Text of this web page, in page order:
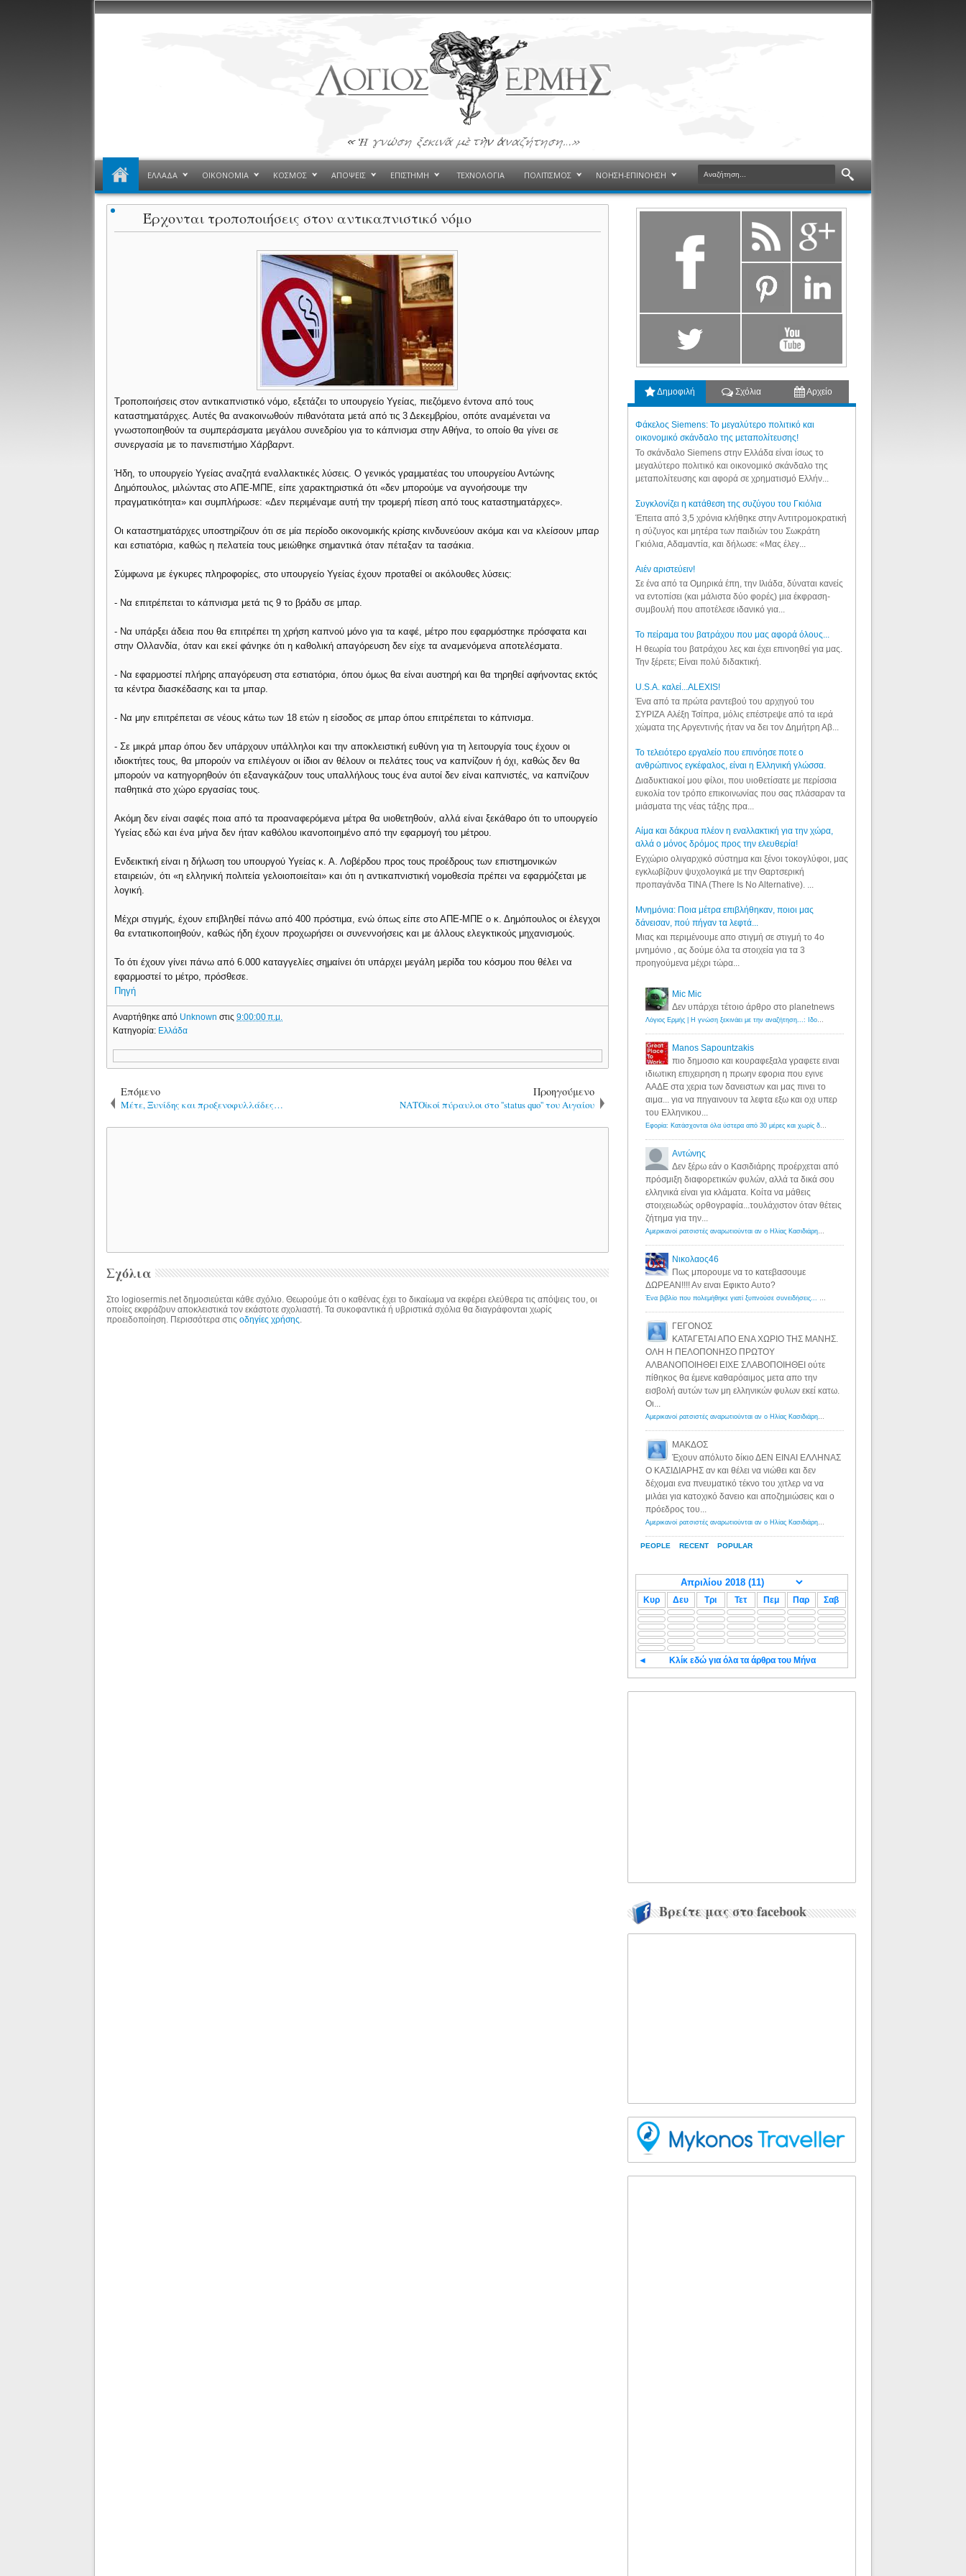
ΕΛΛΑΔΑ ΟΙΚΟΝΟΜΙΑ ΚΟΣΜΟΣ ΑΠΟΨΕΙΣ ΕΠΙΣΤΗΜΗ ΤΕΧΝΟΛΟΓΙΑ ΠΟΛΙΤΙΣΜΟΣ ΝΟΗΣΗ-ΕΠΙΝΟΗΣΗ
Έρχονται τροποποιήσεις στον αντικαπνιστικό νόμο
Τροποποιήσεις στον αντικαπνιστικό νόμο, εξετάζει το υπουργείο Υγείας, πιεζόμενο έντονα από τους
καταστηματάρχες. Αυτές θα ανακοινωθούν πιθανότατα μετά από τις 3 Δεκεμβρίου, οπότε αναμένεται να
γνωστοποιηθούν τα συμπεράσματα μεγάλου συνεδρίου για το κάπνισμα στην Αθήνα, το οποίο θα γίνει σε
συνεργασία με το πανεπιστήμιο Χάρβαρντ.
Ήδη, το υπουργείο Υγείας αναζητά εναλλακτικές λύσεις. Ο γενικός γραμματέας του υπουργείου Αντώνης
Δημόπουλος, μιλώντας στο ΑΠΕ-ΜΠΕ, είπε χαρακτηριστικά ότι «δεν μπορούμε να αγνοήσουμε την
πραγματικότητα» και συμπλήρωσε: «Δεν περιμέναμε αυτή την τρομερή πίεση από τους καταστηματάρχες».
Οι καταστηματάρχες υποστηρίζουν ότι σε μία περίοδο οικονομικής κρίσης κινδυνεύουν ακόμα και να κλείσουν μπαρ
και εστιατόρια, καθώς η πελατεία τους μειώθηκε σημαντικά όταν πέταξαν τα τασάκια.
Σύμφωνα με έγκυρες πληροφορίες, στο υπουργείο Υγείας έχουν προταθεί οι ακόλουθες λύσεις:
- Να επιτρέπεται το κάπνισμα μετά τις 9 το βράδυ σε μπαρ.
- Να υπάρξει άδεια που θα επιτρέπει τη χρήση καπνού μόνο για τα καφέ, μέτρο που εφαρμόστηκε πρόσφατα και
στην Ολλανδία, όταν και εκεί φάνηκε ότι η καθολική απαγόρευση δεν είχε τα αναμενόμενα αποτελέσματα.
- Να εφαρμοστεί πλήρης απαγόρευση στα εστιατόρια, όπου όμως θα είναι αυστηρή και θα τηρηθεί αφήνοντας εκτός
τα κέντρα διασκέδασης και τα μπαρ.
- Να μην επιτρέπεται σε νέους κάτω των 18 ετών η είσοδος σε μπαρ όπου επιτρέπεται το κάπνισμα.
- Σε μικρά μπαρ όπου δεν υπάρχουν υπάλληλοι και την αποκλειστική ευθύνη για τη λειτουργία τους έχουν οι
ιδιοκτήτες τους, θα μπορούν να επιλέγουν οι ίδιοι αν θέλουν οι πελάτες τους να καπνίζουν ή όχι, καθώς δεν θα
μπορούν να κατηγορηθούν ότι εξαναγκάζουν τους υπαλλήλους τους ένα αυτοί δεν είναι καπνιστές, να καπνίζουν
παθητικά στο χώρο εργασίας τους.
Ακόμη δεν είναι σαφές ποια από τα προαναφερόμενα μέτρα θα υιοθετηθούν, αλλά είναι ξεκάθαρο ότι το υπουργείο
Υγείας εδώ και ένα μήνα δεν ήταν καθόλου ικανοποιημένο από την εφαρμογή του μέτρου.
Ενδεικτική είναι η δήλωση του υπουργού Υγείας κ. Α. Λοβέρδου προς τους προέδρους των επιστημονικών
εταιρειών, ότι «η ελληνική πολιτεία γελοιοποιείται» και ότι η αντικαπνιστική νομοθεσία πρέπει να εφαρμόζεται με
λογική.
Μέχρι στιγμής, έχουν επιβληθεί πάνω από 400 πρόστιμα, ενώ όπως είπε στο ΑΠΕ-ΜΠΕ ο κ. Δημόπουλος οι έλεγχοι
θα εντατικοποιηθούν, καθώς ήδη έχουν προχωρήσει οι συνεννοήσεις και με άλλους ελεγκτικούς μηχανισμούς.
Το ότι έχουν γίνει πάνω από 6.000 καταγγελίες σημαίνει ότι υπάρχει μεγάλη μερίδα του κόσμου που θέλει να
εφαρμοστεί το μέτρο, πρόσθεσε.
Πηγή
Αναρτήθηκε από Unknownστις9:00:00 π.μ.
Κατηγορία: Ελλάδα
Επόμενο
Μέτε, Ξυνίδης και προξενοφυλλάδες…
Προηγούμενο
ΝΑΤΟϊκοί πύραυλοι στο ''status quo'' του Αιγαίου
Σχόλια
Στο logiosermis.net δημοσιεύεται κάθε σχόλιο. Θεωρούμε ότι ο καθένας έχει το δικαίωμα να εκφέρει ελεύθερα τις απόψεις του, οι
οποίες εκφράζουν αποκλειστικά τον εκάστοτε σχολιαστή. Τα συκοφαντικά ή υβριστικά σχόλια θα διαγράφονται χωρίς
προειδοποίηση. Περισσότερα στιςοδηγίες χρήσης
Δημοφιλή Σχόλια Αρχείο
Φάκελος Siemens: Το μεγαλύτερο πολιτικό και
οικονομικό σκάνδαλο της μεταπολίτευσης!
Το σκάνδαλο Siemens στην Ελλάδα είναι ίσως το
μεγαλύτερο πολιτικό και οικονομικό σκάνδαλο της
μεταπολίτευσης και αφορά σε χρηματισμό Ελλήν...
Συγκλονίζει η κατάθεση της συζύγου του Γκιόλια
Έπειτα από 3,5 χρόνια κλήθηκε στην Αντιτρομοκρατική
η σύζυγος και μητέρα των παιδιών του Σωκράτη
Γκιόλια, Αδαμαντία, και δήλωσε: «Μας έλεγ...
Aιέν αριστεύειν!
Σε ένα από τα Ομηρικά έπη, την Ιλιάδα, δύναται κανείς
να εντοπίσει (και μάλιστα δύο φορές) μια έκφραση-
συμβουλή που αποτέλεσε ιδανικό για...
Το πείραμα του βατράχου που μας αφορά όλους...
Η θεωρία του βατράχου λες και έχει επινοηθεί για μας.
Την ξέρετε; Είναι πολύ διδακτική.
U.S.A. καλεί...ALEXIS!
Ένα από τα πρώτα ραντεβού του αρχηγού του
ΣΥΡΙΖΑ Αλέξη Τσίπρα, μόλις επέστρεψε από τα ιερά
χώματα της Αργεντινής ήταν να δει τον Δημήτρη Αβ...
Το τελειότερο εργαλείο που επινόησε ποτε ο
ανθρώπινος εγκέφαλος, είναι η Ελληνική γλώσσα.
Διαδυκτιακοί μου φίλοι, που υιοθετίσατε με περίσσια
ευκολία τον τρόπο επικοινωνίας που σας πλάσαραν τα
μιάσματα της νέας τάξης πρα...
Αίμα και δάκρυα πλέον η εναλλακτική για την χώρα,
αλλά ο μόνος δρόμος προς την ελευθερία!
Εγχώριο ολιγαρχικό σύστημα και ξένοι τοκογλύφοι, μας
εγκλωβίζουν ψυχολογικά με την Θαρτσερική
προπαγάνδα TINA (There Is No Alternative). ...
Μνημόνια: Ποια μέτρα επιβλήθηκαν, ποιοι μας
δάνεισαν, πού πήγαν τα λεφτά...
Μιας και περιμένουμε απο στιγμή σε στιγμή το 4ο
μνημόνιο , ας δούμε όλα τα στοιχεία για τα 3
προηγούμενα μέχρι τώρα...
PEOPLE RECENT POPULAR
Mic Mic
Δεν υπάρχει τέτοιο άρθρο στο planetnews
Λόγιος Ερμής | Η γνώση ξεκινάει με την αναζήτηση...: Ιδού οι 18 που χρωστούν 11 δις ευρώ!
Manos Sapountzakis
πιο δημοσιο και κουραφεξαλα γραφετε ειναι
ιδιωτικη επιχειρηση η πρωην εφορια που εγινε
ΑΑΔΕ στα χερια των δανειστων και μας πινει το
αιμα... για να πηγαινουν τα λεφτα εξω και οχι υπερ
του Ελληνικου...
Εφορία: Κατάσχονται όλα ύστερα από 30 μέρες και χωρίς δικαστικές αποφάσεις - Λόγιος Ερμής
Αντώνης
Δεν ξέρω εάν ο Κασιδιάρης προέρχεται από
πρόσμιξη διαφορετικών φυλών, αλλά τα δικά σου
ελληνικά είναι για κλάματα. Κοίτα να μάθεις
στοιχειωδώς ορθογραφία...τουλάχιστον όταν θέτεις
ζήτημα για την...
Αμερικανοί ρατσιστές αναρωτιούνται αν ο Ηλίας Κασιδιάρης ανήκει στη λευκή φυλή... - Λόγιος Ερμής
Νικολαος46
Πως μπορουμε να το κατεβασουμε
ΔΩΡΕΑΝ!!!! Αν ειναι Εφικτο Αυτο?
Ένα βιβλίο που πολεμήθηκε γιατί ξυπνούσε συνειδήσεις... - Λόγιος Ερμής | Η γνώση ξεκινάει με την αναζήτηση...
ΓΕΓΟΝΟΣ
ΚΑΤΑΓΕΤΑΙ ΑΠΟ ΕΝΑ ΧΩΡΙΟ ΤΗΣ ΜΑΝΗΣ.
ΟΛΗ Η ΠΕΛΟΠΟΝΗΣΟ ΠΡΩΤΟΥ
ΑΛΒΑΝΟΠΟΙΗΘΕΙ ΕΙΧΕ ΣΛΑΒΟΠΟΙΗΘΕΙ ούτε
πίθηκος θα έμενε καθαρόαιμος μετα απο την
εισβολή αυτών των μη ελληνικών φυλων εκεί κατω.
Οι...
Αμερικανοί ρατσιστές αναρωτιούνται αν ο Ηλίας Κασιδιάρης ανήκει στη λευκή φυλή... - Λόγιος Ερμής
ΜΑΚΔΟΣ
Έχουν απόλυτο δίκιο ΔΕΝ ΕΙΝΑΙ ΕΛΛΗΝΑΣ
Ο ΚΑΣΙΔΙΑΡΗΣ αν και θέλει να νιώθει και δεν
δέχομαι ενα πνευματικό τέκνο του χιτλερ να να
μιλάει για κατοχικό δανειο και αποζημιώσεις και ο
πρόεδρος του...
Αμερικανοί ρατσιστές αναρωτιούνται αν ο Ηλίας Κασιδιάρης ανήκει στη λευκή φυλή... - Λόγιος Ερμής
Κυρ Δευ Τρι Τετ Πεμ Παρ Σαβ
◄ Κλίκ εδώ για όλα τα άρθρα του Μήνα
Βρείτε μας στο facebook